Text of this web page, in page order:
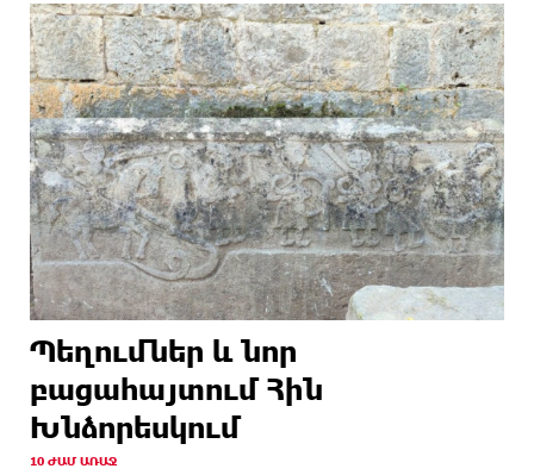
Պեղումներ և նոր
բացահայտում Հին
Խնձորեսկում
10 ԺԱՄ ԱՌԱՋ